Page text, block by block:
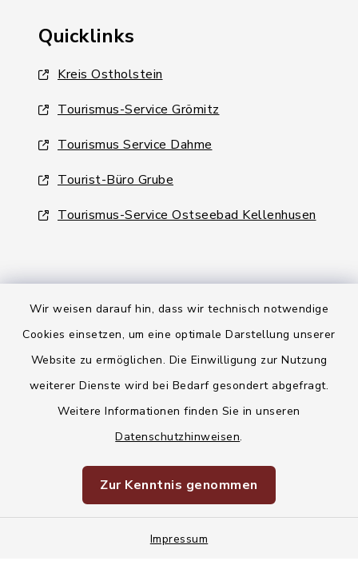
Wir weisen darauf hin, dass wir technisch notwendige
Cookies einsetzen, um eine optimale Darstellung unserer
Website zu ermöglichen. Die Einwilligung zur Nutzung
weiterer Dienste wird bei Bedarf gesondert abgefragt.
Weitere Informationen finden Sie in unseren
Datenschutzhinweisen.
Zur Kenntnis genommen
Impressum
Quicklinks
Kreis Ostholstein
Tourismus-Service Grömitz
Tourismus Service Dahme
Tourist-Büro Grube
Tourismus-Service Ostseebad Kellenhusen
Kontakt
Datenschutz
Impressum
Sitemap